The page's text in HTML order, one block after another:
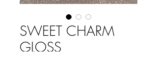
SWEET CHARM
GLOSS